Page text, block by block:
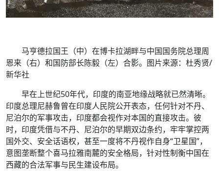
马亨德拉国王（中）在博卡拉湖畔与中国国务院总理周
恩来（右）和国防部长陈毅（左）合影。图片来源：杜秀贤/
新华社
早在上世纪50年代，印度的南亚地缘战略就已然清晰。
印度总理尼赫鲁曾在印度人民院公开表态，任何针对不丹、
尼泊尔的军事攻击，印度都会视作对本国的直接攻击。彼
时，印度凭借与不丹、尼泊尔的早期双边条约，牢牢掌控两
国外交、安全话语权，甚至一度将不丹视作自身“卫星国”，
意图垄断整个喜马拉雅南麓的安全格局，针对性制衡中国在
西藏的合法军事与民生建设布局。